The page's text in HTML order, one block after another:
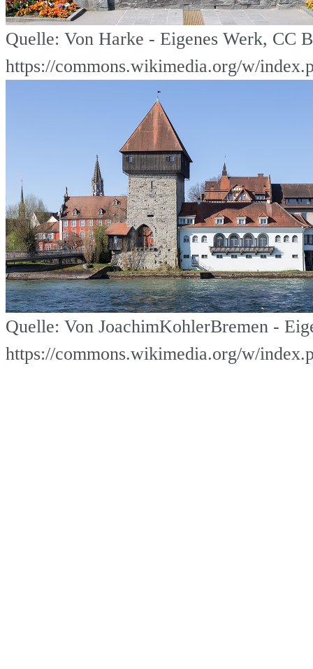
Quelle: Von Harke - Eigenes Werk, CC
https://commons.wikimedia.org/w/
Quelle: Von JoachimKohlerBremen -
https://commons.wikimedia.org/w/